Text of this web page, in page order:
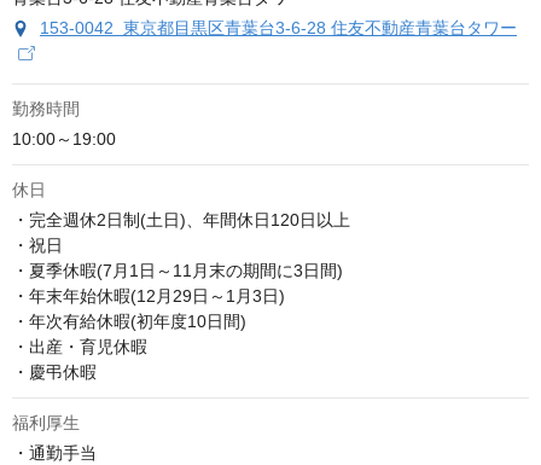
153-0042 東京都目黒区青葉台3-6-28 住友不動産青葉台タワー
勤務時間
10:00～19:00
休日
・完全週休2日制(土日)、年間休日120日以上
・祝日
・夏季休暇(7月1日～11月末の期間に3日間)
・年末年始休暇(12月29日～1月3日)
・年次有給休暇(初年度10日間)
・出産・育児休暇
・慶弔休暇
福利厚生
・通勤手当